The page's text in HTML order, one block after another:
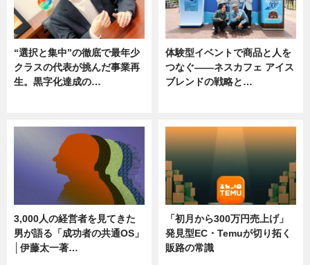
“選択と集中”の徹底で最年少
クラスの代表が挑んだ事業再
生。黒字化達成の…
体験型イベントで商品と人を
つなぐ――ネスカフェ アイス
ブレンドの戦略と…
3,000人の経営者を見てきた
男が語る「成功者の共通OS」
│伊藤太一著…
「初月から300万円売上げ」
発見型EC・Temuが切り拓く
販路の常識